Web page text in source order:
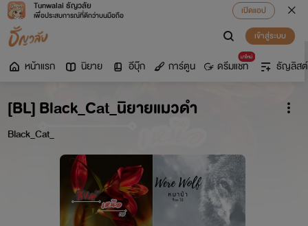
Tunwalai ธัญวลัย
เพื่อประสบการณ์ที่ดีกว่าบนมือถือ
เปิดแอป
เข้าสู่ระบบ
หน้าแรก นิยาย อีบุ๊ก การ์ตูน
มาใหม่
ดรีมแชท ธัญลิสต์
[BL] Black_Cat_นิยายแมวดำ
Black_Cat_